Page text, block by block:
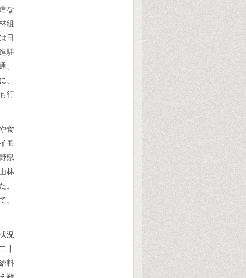
な
組
日
駐
、
、
行
食
モ
県
林
。
、
況
十
料